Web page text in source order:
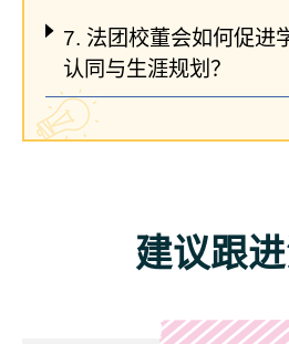
7. 法团校董会如何促进
认同与生涯规划？
建议跟